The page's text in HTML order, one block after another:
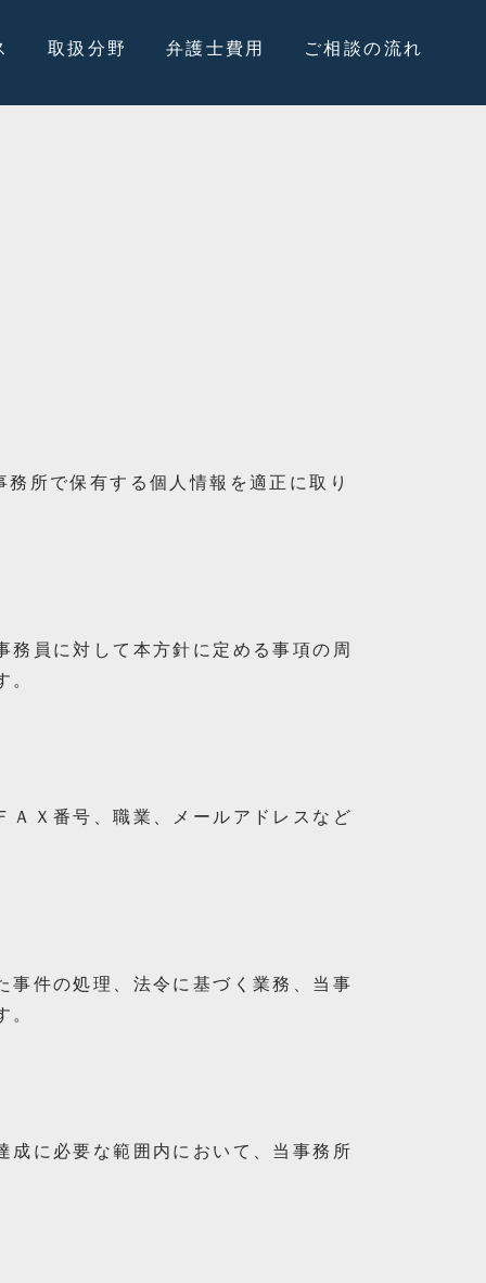
取扱分野 弁護士費用 ご相談の流れ
所で保有する個人情報を適正に取り
員に対して本方針に定める事項の周
。
Ｘ番号、職業、メールアドレスなど
件の処理、法令に基づく業務、当事
。
に必要な範囲内において、当事務所